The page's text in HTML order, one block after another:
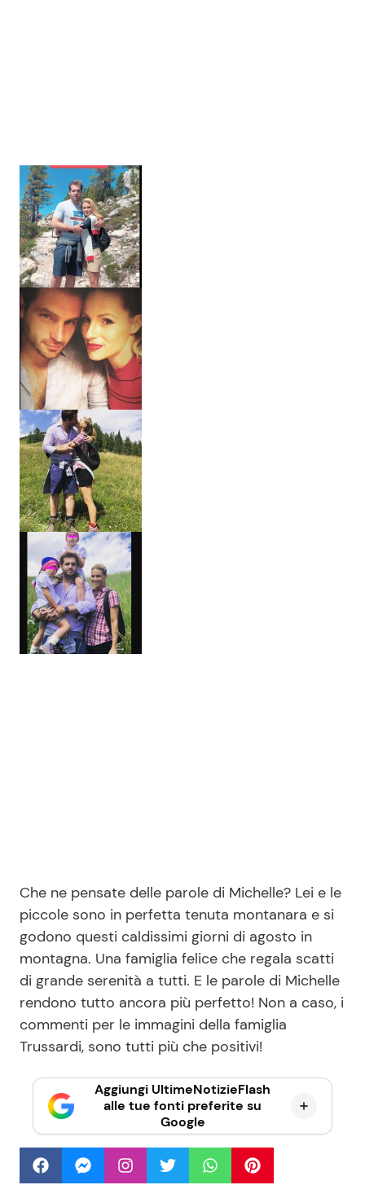
Che ne pensate delle parole di Michelle? Lei e le
piccole sono in perfetta tenuta montanara e si
godono questi caldissimi giorni di agosto in
montagna. Una famiglia felice che regala scatti
di grande serenità a tutti. E le parole di Michelle
rendono tutto ancora più perfetto! Non a caso, i
commenti per le immagini della famiglia
Trussardi, sono tutti più che positivi!
Aggiungi UltimeNotizieFlash
alle tue fonti preferite su
Google